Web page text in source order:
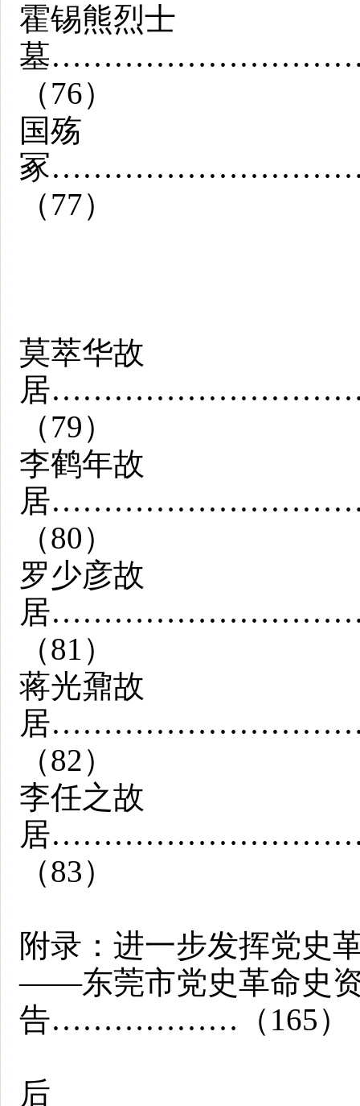
霍锡熊烈士
墓
（76）
国殇
冢
（77）
莫萃华故
居
（79）
李鹤年故
居
（80）
罗少彦故
居
（81）
蒋光鼐故
居
（82）
李任之故
居
（83）
附录：进一步发挥党史
——东莞市党史革命史
告………………（165）
后